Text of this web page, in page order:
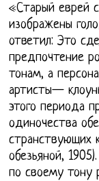
«Старый еврей
изображены
ответил: Это
предпочтение
тонам, а
артисты—
этого периода
одиночества
странствующих
обезьяной,
по своему тону